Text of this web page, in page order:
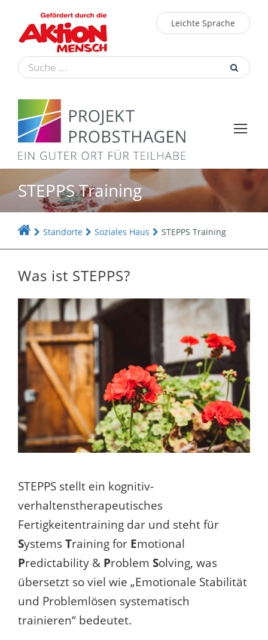
Leichte Sprache
STEPPS Training
Standorte Soziales Haus STEPPS Training
Was ist STEPPS?
STEPPS stellt ein kognitiv-
verhaltenstherapeutisches
Fertigkeitentraining dar und steht für
SystemsTraining for Emotional
Predictability & Problem Solving, was
übersetzt so viel wie „Emotionale Stabilität
und Problemlösen systematisch
trainieren“ bedeutet.